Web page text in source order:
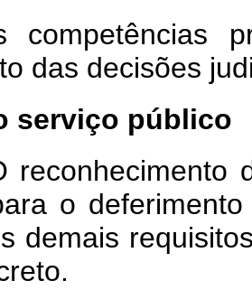
competências
das decisões
serviço público
reconhecimento
o
demais